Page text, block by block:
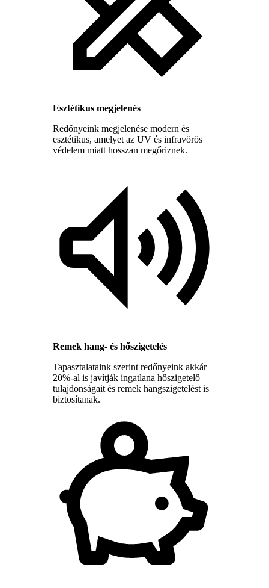
Esztétikus megjelenés
Redőnyeink megjelenése modern és
esztétikus, amelyet az UV és infravörös
védelem miatt hosszan megőriznek.
Remek hang- és hőszigetelés
Tapasztalataink szerint redőnyeink akkár
20%-al is javítják ingatlana hőszigetelő
tulajdonságait és remek hangszigetelést is
biztosítanak.